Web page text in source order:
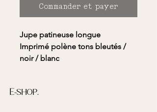
Commander et payer
Jupe patineuse longue
Imprimé polène tons bleutés /
noir / blanc
Taille haute élastiquée
E-shop.